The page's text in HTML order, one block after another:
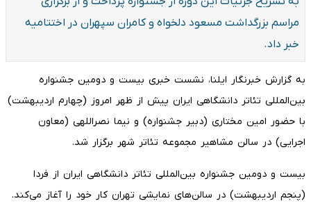
مراسم بزرگداشت مسعود دلخواه و کامران سپهران در اختتامیه
خبر داد.
به گزارش خبرنگار ایلنا، نشست خبری بیست و دومین جشنواره
بین‌المللی تئاتر دانشگاهی ایران پیش از ظهر امروز (چهارم اردیبهشت)
با حضور امین مختاری (دبیر جشنواره) و نیما نصراللهی (معاون
اجرایی) در سالن مشاهیر مجموعه تئاتر شهر برگزار شد.
بیست و دومین جشنواره بین‌المللی تئاتر دانشگاهی ایران از فردا
(پنجم اردیبهشت) در سالن‌های نمایشی تهران کار خود را آغاز می‌کند.